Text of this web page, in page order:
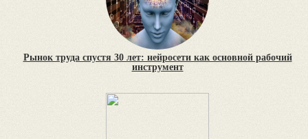
Рынок труда спустя 30 лет: нейросети как основной рабочий
инструмент